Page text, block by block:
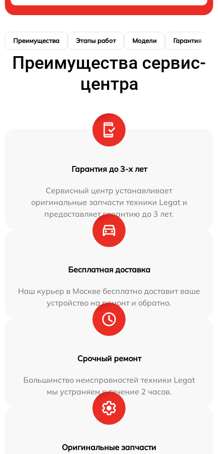
Преимущества Этапы работ Модели Гарантия
Преимущества сервис-
центра
Гарантия до 3-х лет
Сервисный центр устанавливает
оригинальные запчасти техники Legat и
предоставляет гарантию до 3 лет.
Бесплатная доставка
Наш курьер в Москве бесплатно доставит ваше
устройство на ремонт и обратно.
Срочный ремонт
Большинство неисправностей техники Legat
мы устраняем в течение 2 часов.
Оригинальные запчасти